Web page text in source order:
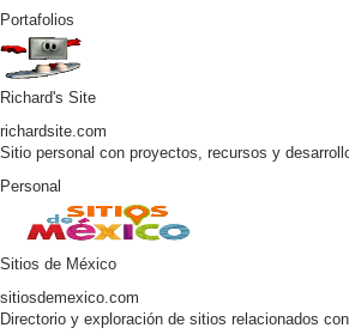
Portafolios
Richard's Site
richardsite.com
Sitio personal con proyectos, recursos y
Personal
Sitios de México
sitiosdemexico.com
Directorio y exploración de sitios relacionados